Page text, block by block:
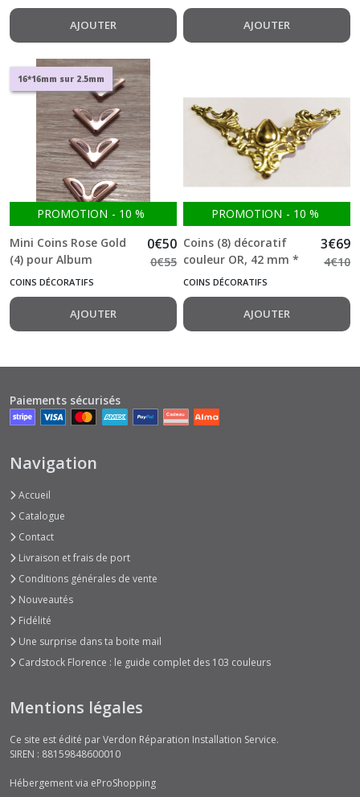
AJOUTER AJOUTER
16*16mm sur 2.5mm
PROMOTION - 10 %
Mini Coins Rose Gold
(4) pour Album
0€50
0€55
COINS DÉCORATIFS
AJOUTER
PROMOTION - 10 %
Coins (8) décoratif
couleur OR, 42 mm *
42 mm
3€69
4€10
COINS DÉCORATIFS
AJOUTER
Paiements sécurisés
Navigation
Accueil
Catalogue
Contact
Livraison et frais de port
Conditions générales de vente
Nouveautés
Fidélité
Une surprise dans ta boite mail
Cardstock Florence : le guide complet des 103 couleurs
Mentions légales
Ce site est édité par Verdon Réparation Installation Service.
SIREN : 88159848600010
Hébergement via eProShopping